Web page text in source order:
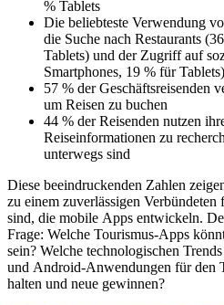
% Tablets
Die beliebteste Verwendung
die Suche nach Restaurants
Tablets) und der Zugriff auf
Smartphones, 19 % für
57 % der Geschäftsreisenden
um Reisen zu buchen
44 % der Reisenden nutzen
Reiseinformationen zu
unterwegs sind
Diese beeindruckenden Zahlen
zu einem zuverlässigen
sind, die mobile Apps entwickeln.
Frage: Welche Tourismus-Apps
sein? Welche technologischen
und Android-Anwendungen für den
halten und neue gewinnen?